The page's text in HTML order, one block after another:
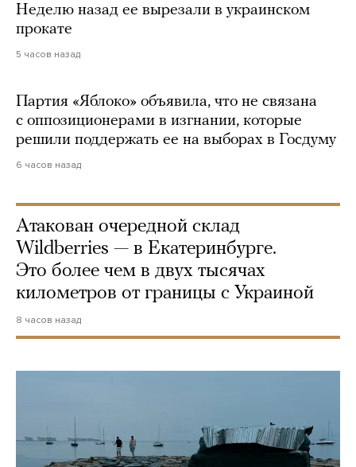
Неделю назад ее вырезали в украинском
прокате
5 часов назад
Партия «Яблоко» объявила, что не связана
с оппозиционерами в изгнании, которые
решили поддержать ее на выборах в Госдуму
6 часов назад
Атакован очередной склад
Wildberries — в Екатеринбурге.
Это более чем в двух тысячах
километров от границы с Украиной
8 часов назад